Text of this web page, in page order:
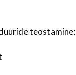
teostamine: